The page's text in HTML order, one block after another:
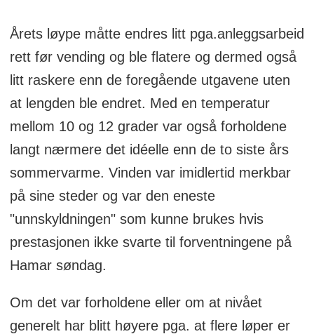
Årets løype måtte endres litt pga.anleggsarbeid
rett før vending og ble flatere og dermed også
litt raskere enn de foregående utgavene uten
at lengden ble endret. Med en temperatur
mellom 10 og 12 grader var også forholdene
langt nærmere det idéelle enn de to siste års
sommervarme. Vinden var imidlertid merkbar
på sine steder og var den eneste
"unnskyldningen" som kunne brukes hvis
prestasjonen ikke svarte til forventningene på
Hamar søndag.
Om det var forholdene eller om at nivået
generelt har blitt høyere pga. at flere løper er